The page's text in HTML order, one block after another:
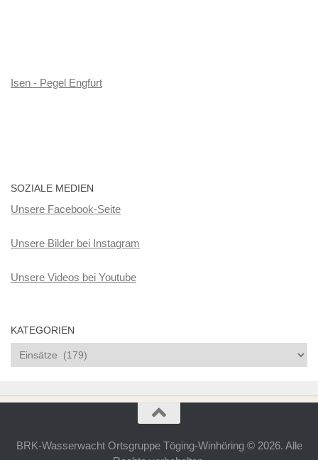
Isen - Pegel Engfurt
SOZIALE MEDIEN
Unsere Facebook-Seite
Unsere Bilder bei Instagram
Unsere Videos bei Youtube
KATEGORIEN
Kategorien
BRK-Wasserwacht Ortsgruppe Töging-Winhöring © 2026. Alle